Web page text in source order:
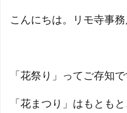
こんにちは。リモ寺事務
「花祭り」ってご存知で
「花まつり」はもとも